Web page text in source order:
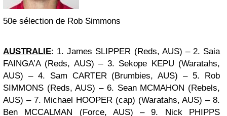
50e sélection de Rob Simmons
AUSTRALIE: 1. James SLIPPER (Reds, AUS) – 2. Saia
FAINGA’A (Reds, AUS) – 3. Sekope KEPU (Waratahs,
AUS) – 4. Sam CARTER (Brumbies, AUS) – 5. Rob
SIMMONS (Reds, AUS) – 6. Sean MCMAHON (Rebels,
AUS) – 7. Michael HOOPER (cap) (Waratahs, AUS) – 8.
Ben MCCALMAN (Force, AUS) – 9. Nick PHIPPS